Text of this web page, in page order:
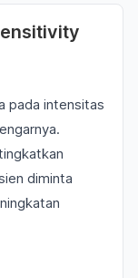
pada intensitas
diminta